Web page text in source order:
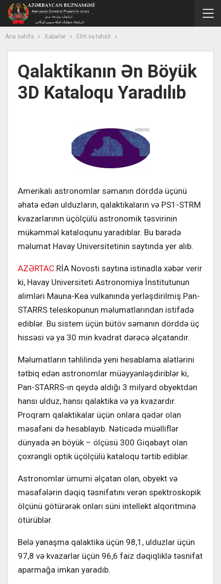
Ana səhifə Xəbərlər Elm və təhsil
Qalaktikanın Ən Böyük
3D Kataloqu Yaradılıb
Amerikalı astronomlar səmanın dörddə üçünü
əhatə edən ulduzların, qalaktikaların və PS1-STRM
kvazarlarının üçölçülü astronomik təsvirinin
mükəmməl kataloqunu yaradıblar. Bu barədə
məlumat Havay Universitetinin saytında yer alıb.
AZƏRTAC RİA Novosti saytına istinadla xəbər verir
ki, Havay Universiteti Astronomiya İnstitutunun
alimləri Mauna-Kea vulkanında yerləşdirilmiş Pan-
STARRS teleskopunun məlumatlarından istifadə
ediblər. Bu sistem üçün bütöv səmanın dörddə üç
hissəsi və ya 30 min kvadrat dərəcə əlçatandır.
Məlumatların təhlilində yeni hesablama alətlərini
tətbiq edən astronomlar müəyyənləşdiriblər ki,
Pan-STARRS-ın qeydə aldığı 3 milyard obyektdən
hansı ulduz, hansı qalaktika və ya kvazardır.
Proqram qalaktikalar üçün onlara qədər olan
məsafəni də hesablayıb. Nəticədə müəlliflər
dünyada ən böyük – ölçüsü 300 Giqabayt olan
çoxrəngli optik üçölçülü kataloqu tərtib ediblər.
Astronomlar ümumi əlçatan olan, obyekt və
məsafələrin dəqiq təsnifatını verən spektroskopik
ölçünü götürərək onları süni intellekt alqoritminə
ötürüblər.
Belə yanaşma qalaktika üçün 98,1, ulduzlar üçün
97,8 və kvazarlar üçün 96,6 faiz dəqiqliklə təsnifat
aparmağa imkan yaradıb.